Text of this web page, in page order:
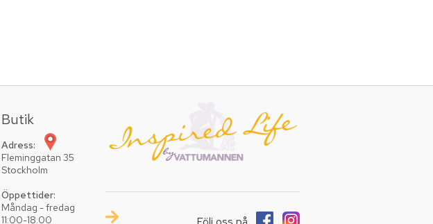
Butik
Adress:
Fleminggatan 35
Stockholm
Öppettider:
Måndag - fredag
11:00-18.00